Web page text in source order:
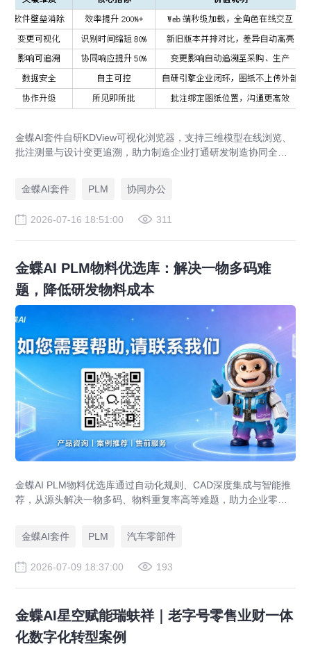
金蝶AI套件自研KDView可视化浏览器，支持三维模型在线浏览、
批注测量与设计变更追溯，助力制造企业打通研发制造协同全链
金蝶AI套件
PLM 协同办公
2026-07-16 18:51:00 311
金蝶AI PLM物料优选库：解决一物多码难
题，降低研发物料成本
金蝶AI PLM物料优选库通过自动化规则、CAD深度集成与智能推
荐，从源头解决一物多码、物料重复率高等难题，助力企业零部
金蝶AI套件
PLM 汽车零部件
2026-07-09 18:37:00 193
金蝶AI星空赋能瑞蚨祥｜老字号零售业财一体
化数字化转型案例